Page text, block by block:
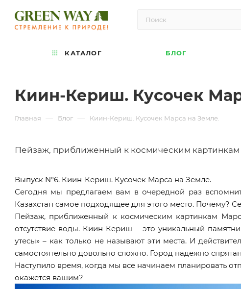
КАТАЛОГ БЛОГ
Киин-Кериш. Кусочек
Главная — Блог — Киин-Кериш. Кусочек Марса на Земле.
Пейзаж, приближенный к космическим картинкам
Выпуск №6. Киин-Кериш. Кусочек Марса на Земле.
Сегодня мы предлагаем вам в очередной раз
Казахстан самое подходящее для этого место. Почему?
Пейзаж, приближенный к космическим картинкам
отсутствие воды. Киин Кериш – это уникальный
утесы» – как только не называют эти места. И
самостоятельно довольно сложно. Город надежно
Наступило время, когда мы все начинаем планировать
окажется вашим?